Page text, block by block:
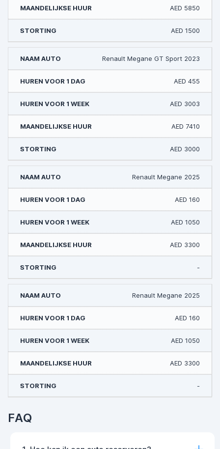
AED 5850
AED 1500
Renault Megane GT Sport 2023
AED 455
AED 3003
AED 7410
AED 3000
Renault Megane 2025
AED 160
AED 1050
AED 3300
-
Renault Megane 2025
AED 160
AED 1050
AED 3300
-
FAQ